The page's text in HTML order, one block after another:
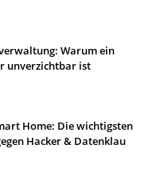
Warum ein
unverzichtbar ist
Home: Die wichtigsten
Hacker & Datenklau